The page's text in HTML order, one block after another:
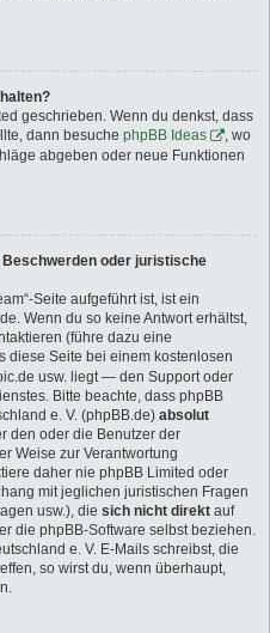
geschrieben. Wenn du denkst, dass
dann besuche phpBB Ideas
, wo
abgeben oder neue Funktionen
oder juristische
Seite aufgeführt ist, ist ein
Wenn du so keine Antwort erhältst,
(führe dazu eine
diese Seite bei einem kostenlosen
usw. liegt — den Support oder
Bitte beachte, dass phpBB
e. V. (phpBB.de) absolut
den oder die Benutzer der
Weise zur Verantwortung
daher nie phpBB Limited oder
mit jeglichen juristischen Fragen
usw.), die sich nicht direkt auf
die phpBB-Software selbst beziehen.
e. V. E-Mails schreibst, die
so wirst du, wenn überhaupt,